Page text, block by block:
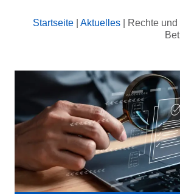
Startseite Aktuelles
Rechte